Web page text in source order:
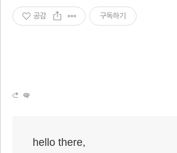
공감 구독하기
hello there,